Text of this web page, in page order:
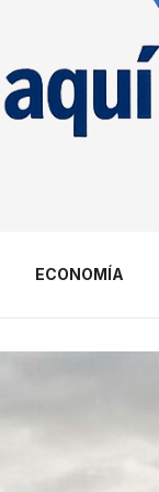
ECONOMÍA